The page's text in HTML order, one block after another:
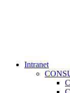
Intranet